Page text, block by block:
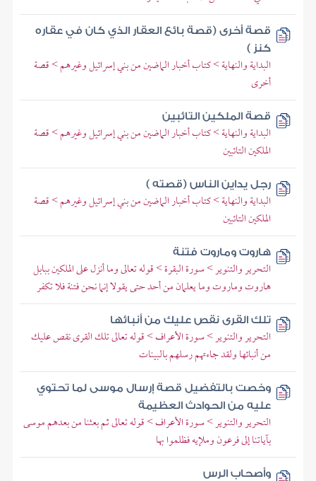
قصة أخرى (قصة بائع العقار الذي كان في عقاره
كنز )
البداية والنهاية > كتاب أخبار الماضين من بني إسرائيل وغيرهم > قصة
أخرى
قصة الملكين التائبين
البداية والنهاية > كتاب أخبار الماضين من بني إسرائيل وغيرهم > قصة
الملكين التائبين
رجل يداين الناس (قصته )
البداية والنهاية > كتاب أخبار الماضين من بني إسرائيل وغيرهم > قصة
الملكين التائبين
هاروت وماروت فتنة
التحرير والتنوير > سورة البقرة > قوله تعالى وما أنزل على الملكين ببابل
هاروت وماروت وما يعلمان من أحد حتى يقولا إنما نحن فتنة فلا تكفر
تلك القرى نقص عليك من أنبائها
التحرير والتنوير > سورة الأعراف > قوله تعالى تلك القرى نقص عليك
من أنبائها ولقد جاءتهم رسلهم بالبينات
وخصت بالتفضيل قصة إرسال موسى لما تحتوي
عليه من الحوادث العظيمة
التحرير والتنوير > سورة الأعراف > قوله تعالى ثم بعثنا من بعدهم موسى
بآياتنا إلى فرعون وملإيه فظلموا بها
وأصحاب الرس